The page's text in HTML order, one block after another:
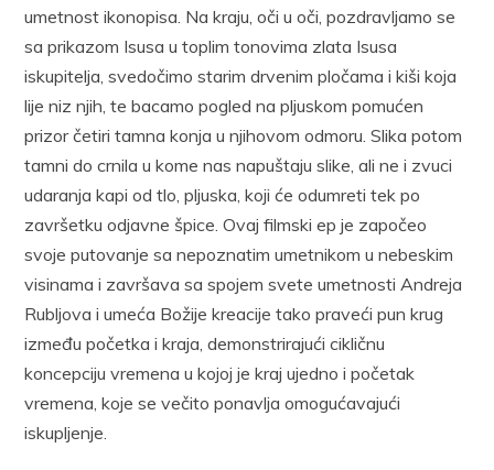
umetnost ikonopisa. Na kraju, oči u oči, pozdravljamo se
sa prikazom Isusa u toplim tonovima zlata Isusa
iskupitelja, svedočimo starim drvenim pločama i kiši koja
lije niz njih, te bacamo pogled na pljuskom pomućen
prizor četiri tamna konja u njihovom odmoru. Slika potom
tamni do crnila u kome nas napuštaju slike, ali ne i zvuci
udaranja kapi od tlo, pljuska, koji će odumreti tek po
završetku odjavne špice. Ovaj filmski ep je započeo
svoje putovanje sa nepoznatim umetnikom u nebeskim
visinama i završava sa spojem svete umetnosti Andreja
Rubljova i umeća Božije kreacije tako praveći pun krug
između početka i kraja, demonstrirajući cikličnu
koncepciju vremena u kojoj je kraj ujedno i početak
vremena, koje se večito ponavlja omogućavajući
iskupljenje.